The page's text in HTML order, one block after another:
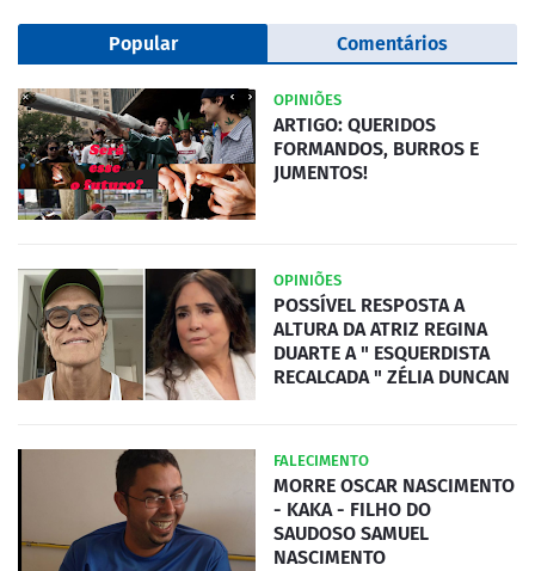
Popular Comentários
OPINIÕES
ARTIGO: QUERIDOS
FORMANDOS, BURROS E
JUMENTOS!
OPINIÕES
POSSÍVEL RESPOSTA A
ALTURA DA ATRIZ REGINA
DUARTE A " ESQUERDISTA
RECALCADA " ZÉLIA DUNCAN
FALECIMENTO
MORRE OSCAR NASCIMENTO
- KAKA - FILHO DO
SAUDOSO SAMUEL
NASCIMENTO